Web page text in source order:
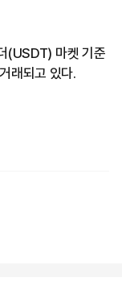
(USDT) 마켓 기준
래되고 있다.